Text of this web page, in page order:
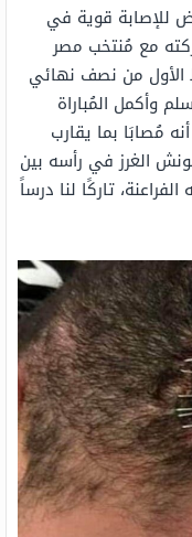
للإصابة قوية في
مع مُنتخب مصر
الأول من نصف نهائي
وأكمل المُباراة
مُصابَا بما يقارب
الغرز في رأسه بين
تاركًا لنا درساً